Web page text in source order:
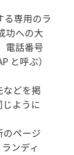
る専用のラ
功への大
電話番号
と呼ぶ）
どを掲
ように
のページ
ンディ